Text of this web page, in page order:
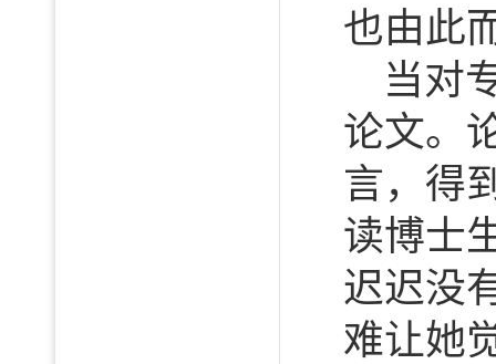
也由此
当对
论文。
言，得
读博士
迟迟没
难让她